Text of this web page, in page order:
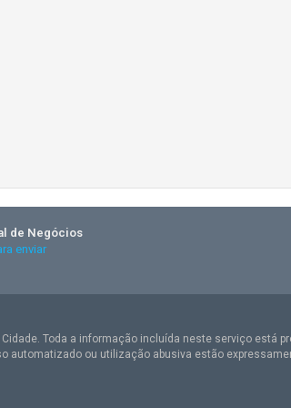
de Negócios
enviar
Toda a informação incluída neste serviço está
automatizado ou utilização abusiva estão